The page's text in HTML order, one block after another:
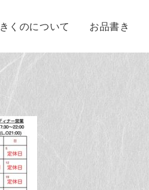
きくのについて お品書き